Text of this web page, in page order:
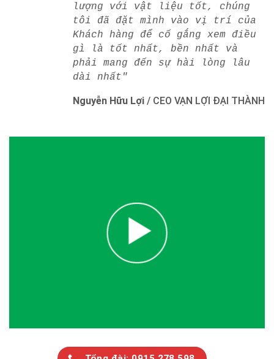
lượng với vật liệu tốt, chúng
tôi đã đặt mình vào vị trí của
Khách hàng để cố gắng xem điều
gì là tốt nhất, bền nhất và
phải mang đến sự hài lòng lâu
dài nhất"
Nguyễn Hữu Lợi / CEO VẠN LỢI ĐẠI THÀNH